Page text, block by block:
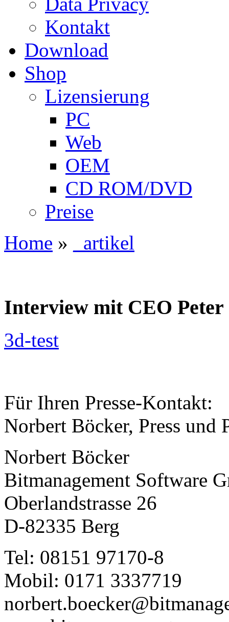
Kontakt
Download
Shop
Lizensierung
PC
Web
OEM
CD ROM/DVD
Preise
Home » _artikel
Interview mit CEO Peter
3d-test
Für Ihren Presse-Kontakt:
Norbert Böcker, Press und
Norbert Böcker
Bitmanagement Software
Oberlandstrasse 26
D-82335 Berg
Tel: 08151 97170-8
Mobil: 0171 3337719